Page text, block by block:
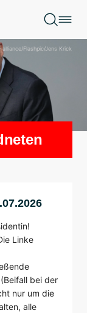
alliance/Flashpic/Jens Krick
Linke
(Beifall bei der
nur um die
alle